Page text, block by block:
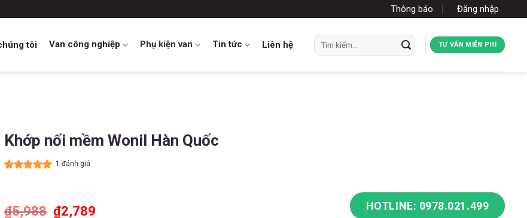
Thông báo Đăng nhập
tôi Van công nghiệp Phụ kiện van Tin tức Liên hệ
Tìm
kiếm:
TƯ VẤN MIỄN PHÍ
Khớp nối mềm Wonil Hàn Quốc
1 đánh giá
₫5,988 Giá
₫2,789 HOTLINE: 0978.021.499